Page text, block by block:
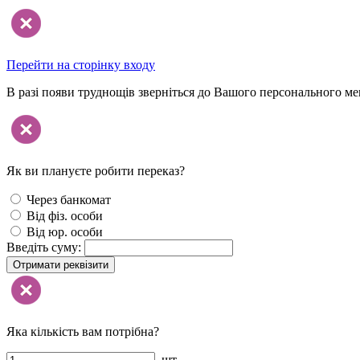
Перейти на сторінку входу
В разі появи труднощів зверніться до Вашого персонального
Як ви плануєте робити переказ?
Через банкомат
Від фіз. особи
Від юр. особи
Введіть суму:
Отримати реквізити
Яка кількість вам потрібна?